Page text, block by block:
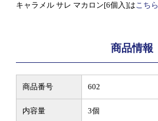
キャラメル サレ マカロン[6個入]はこちら
商品情報
商品番号 602
内容量 3個